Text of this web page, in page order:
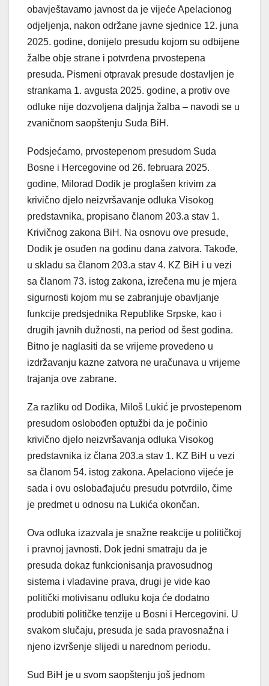
obavještavamo javnost da je vijeće Apelacionog
odjeljenja, nakon održane javne sjednice 12. juna
2025. godine, donijelo presudu kojom su odbijene
žalbe obje strane i potvrđena prvostepena
presuda. Pismeni otpravak presude dostavljen je
strankama 1. avgusta 2025. godine, a protiv ove
odluke nije dozvoljena daljnja žalba – navodi se u
zvaničnom saopštenju Suda BiH.
Podsjećamo, prvostepenom presudom Suda
Bosne i Hercegovine od 26. februara 2025.
godine, Milorad Dodik je proglašen krivim za
krivično djelo neizvršavanje odluka Visokog
predstavnika, propisano članom 203.a stav 1.
Krivičnog zakona BiH. Na osnovu ove presude,
Dodik je osuđen na godinu dana zatvora. Takođe,
u skladu sa članom 203.a stav 4. KZ BiH i u vezi
sa članom 73. istog zakona, izrečena mu je mjera
sigurnosti kojom mu se zabranjuje obavljanje
funkcije predsjednika Republike Srpske, kao i
drugih javnih dužnosti, na period od šest godina.
Bitno je naglasiti da se vrijeme provedeno u
izdržavanju kazne zatvora ne uračunava u vrijeme
trajanja ove zabrane.
Za razliku od Dodika, Miloš Lukić je prvostepenom
presudom oslobođen optužbi da je počinio
krivično djelo neizvršavanja odluka Visokog
predstavnika iz člana 203.a stav 1. KZ BiH u vezi
sa članom 54. istog zakona. Apelaciono vijeće je
sada i ovu oslobađajuću presudu potvrdilo, čime
je predmet u odnosu na Lukića okončan.
Ova odluka izazvala je snažne reakcije u političkoj
i pravnoj javnosti. Dok jedni smatraju da je
presuda dokaz funkcionisanja pravosudnog
sistema i vladavine prava, drugi je vide kao
politički motivisanu odluku koja će dodatno
produbiti političke tenzije u Bosni i Hercegovini. U
svakom slučaju, presuda je sada pravosnažna i
njeno izvršenje slijedi u narednom periodu.
Sud BiH je u svom saopštenju još jednom